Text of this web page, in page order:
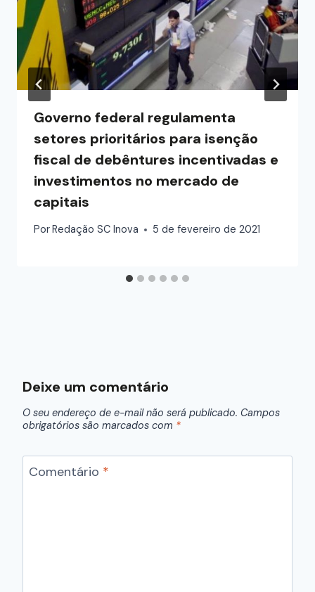
Governo federal regulamenta
setores prioritários para isenção
fiscal de debêntures incentivadas e
investimentos no mercado de
capitais
Por Redação SC Inova 5 de fevereiro de 2021
Deixe um comentário
O seu endereço de e-mail não será publicado. Campos
obrigatórios são marcados com *
Comentário *